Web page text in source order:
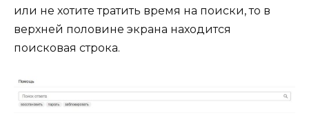
или не хотите тратить время на поиски, то в
верхней половине экрана находится
поисковая строка.